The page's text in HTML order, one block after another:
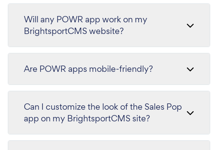
Will any POWR app work on my
BrightsportCMS website?
Are POWR apps mobile-friendly?
Can I customize the look of the Sales Pop
app on my BrightsportCMS site?